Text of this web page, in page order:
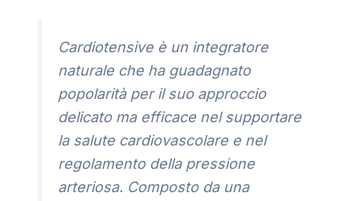
Cardiotensive è un integratore
naturale che ha guadagnato
popolarità per il suo approccio
delicato ma efficace nel supportare
la salute cardiovascolare e nel
regolamento della pressione
arteriosa. Composto da una